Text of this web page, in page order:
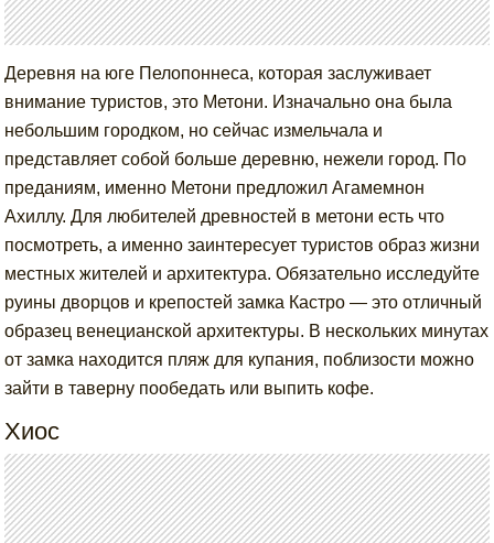
Деревня на юге Пелопоннеса, которая заслуживает
внимание туристов, это Метони. Изначально она была
небольшим городком, но сейчас измельчала и
представляет собой больше деревню, нежели город. По
преданиям, именно Метони предложил Агамемнон
Ахиллу. Для любителей древностей в метони есть что
посмотреть, а именно заинтересует туристов образ жизни
местных жителей и архитектура. Обязательно исследуйте
руины дворцов и крепостей замка Кастро — это отличный
образец венецианской архитектуры. В нескольких минутах
от замка находится пляж для купания, поблизости можно
зайти в таверну пообедать или выпить кофе.
Хиос